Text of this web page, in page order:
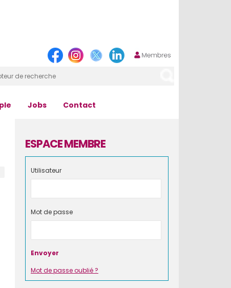
Jobs Contact
ESPACE MEMBRE
Utilisateur
Mot de passe
Mot de passe oublié ?